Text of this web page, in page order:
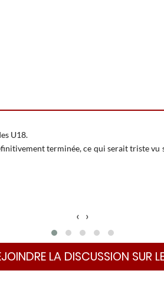
U18.
terminée, ce qui serait triste
‹ ›
LA DISCUSSION SUR